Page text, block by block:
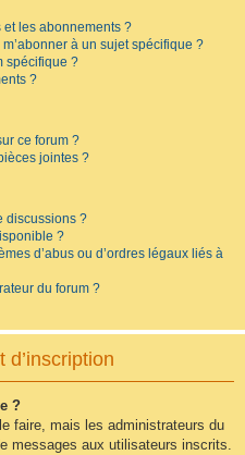
les abonnements ?
à un sujet spécifique ?
spécifique ?
?
ce forum ?
jointes ?
discussions ?
?
d’abus ou d’ordres légaux liés à
du forum ?
d’inscription
?
faire, mais les administrateurs du
messages aux utilisateurs inscrits.